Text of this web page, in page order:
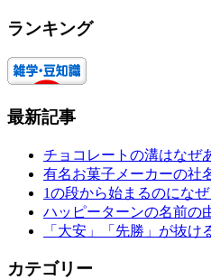
ランキング
最新記事
チョコレートの溝はなぜ
有名お菓子メーカーの社
1の段から始まるのにな
ハッピーターンの名前の
「大安」「先勝」が抜け
カテゴリー